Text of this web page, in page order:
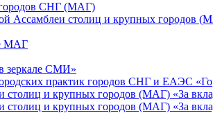
СНГ (МАГ)
Ассамблеи столиц и крупных городов
МАГ
зеркале СМИ»
практик городов СНГ и ЕАЭС
и крупных городов (МАГ) «За
и крупных городов (МАГ) «За